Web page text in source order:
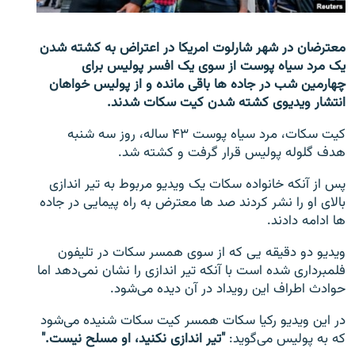
صفحه پشتو
Azadi English
به ما بپیوندید
همۀ سایت‌های رادیو آزادی/ رادیو اروپای آزاد
معترضان در شهر شارلوت امریکا در اعتراض به کشته شدن
یک مرد سیاه پوست از سوی یک افسر پولیس برای
چهارمین شب در جاده ها باقی مانده و از پولیس خواهان
انتشار ویدیوی کشته شدن کیت سکات شدند.
کیت سکات، مرد سیاه پوست ۴۳ ساله، روز سه شنبه
هدف گلوله پولیس قرار گرفت و کشته شد.
پس از آنکه خانواده سکات یک ویدیو مربوط به تیر اندازی
بالای او را نشر کردند صد ها معترض به راه پیمایی در جاده
ها ادامه دادند.
ویدیو دو دقیقه یی که از سوی همسر سکات در تلیفون
فلمبرداری شده است با آنکه تیر اندازی را نشان نمی‌دهد اما
حوادث اطراف این رویداد در آن دیده می‌شود.
در این ویدیو رکیا سکات همسر کیت سکات شنیده می‌شود
که به پولیس می‌گوید:"تیر اندازی نکنید، او مسلح نیست."